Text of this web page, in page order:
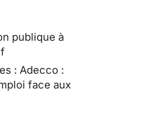
publique à
: Adecco :
face aux